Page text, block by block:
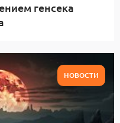
генсека
НОВОСТИ